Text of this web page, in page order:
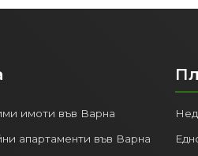
имоти във Варна
апартаменти във Варна